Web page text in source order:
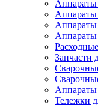
Аппараты
Запчасти
Тележки